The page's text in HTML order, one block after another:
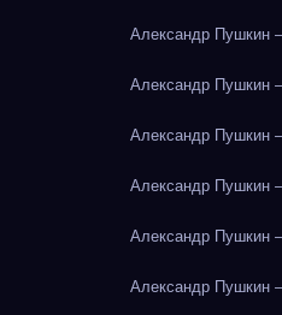
Александр Пушкин
Александр Пушкин
Александр Пушкин
Александр Пушкин
Александр Пушкин
Александр Пушкин